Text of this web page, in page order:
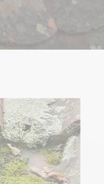
Treatment and mineralizing